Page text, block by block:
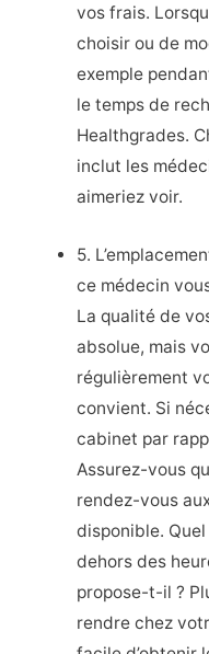
vos frais.
choisir ou de
exemple
le temps de
Healthgrades.
inclut les
aimeriez voir.
5.
ce médecin
La qualité de
absolue, mais
régulièrement
convient. Si
cabinet par
Assurez-vous
rendez-vous
disponible.
dehors des
propose-t-il ?
rendre chez